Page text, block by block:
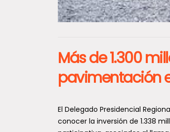
Más de 1.300
pavimentación
El Delegado Presidencial
conocer la inversión de 1.338